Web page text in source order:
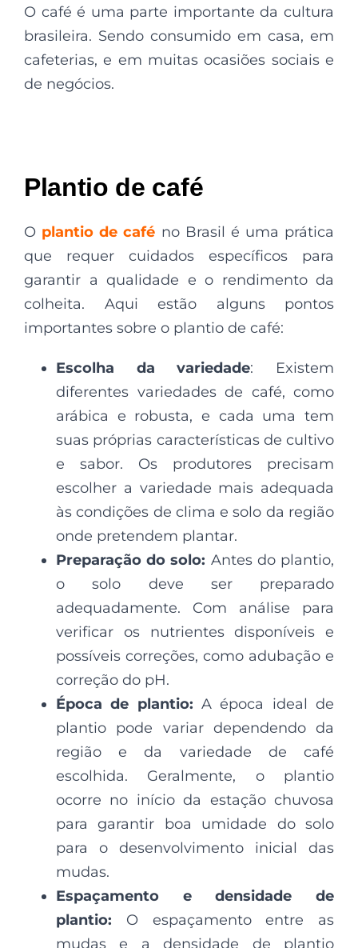
O café é uma parte importante da cultura
brasileira. Sendo consumido em casa, em
cafeterias, e em muitas ocasiões sociais e
de negócios.
Plantio de café
O plantio de café no Brasil é uma prática
que requer cuidados específicos para
garantir a qualidade e o rendimento da
colheita. Aqui estão alguns pontos
importantes sobre o plantio de café:
Escolha da variedade: Existem
diferentes variedades de café, como
arábica e robusta, e cada uma tem
suas próprias características de cultivo
e sabor. Os produtores precisam
escolher a variedade mais adequada
às condições de clima e solo da região
onde pretendem plantar.
Preparação do solo: Antes do plantio,
o solo deve ser preparado
adequadamente. Com análise para
verificar os nutrientes disponíveis e
possíveis correções, como adubação e
correção do pH.
Época de plantio: A época ideal de
plantio pode variar dependendo da
região e da variedade de café
escolhida. Geralmente, o plantio
ocorre no início da estação chuvosa
para garantir boa umidade do solo
para o desenvolvimento inicial das
mudas.
Espaçamento e densidade de
plantio: O espaçamento entre as
mudas e a densidade de plantio